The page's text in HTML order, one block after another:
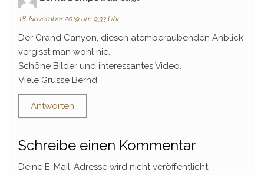
18. November 2019 um 9:33 Uhr
Der Grand Canyon, diesen atemberaubenden Anblick
vergisst man wohl nie.
Schöne Bilder und interessantes Video.
Viele Grüsse Bernd
Antworten
Schreibe einen Kommentar
Deine E-Mail-Adresse wird nicht veröffentlicht.